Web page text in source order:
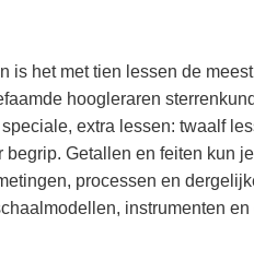
is het met tien lessen de
hoogleraren
extra lessen: twaalf
Getallen en feiten kun
processen en
instrumenten